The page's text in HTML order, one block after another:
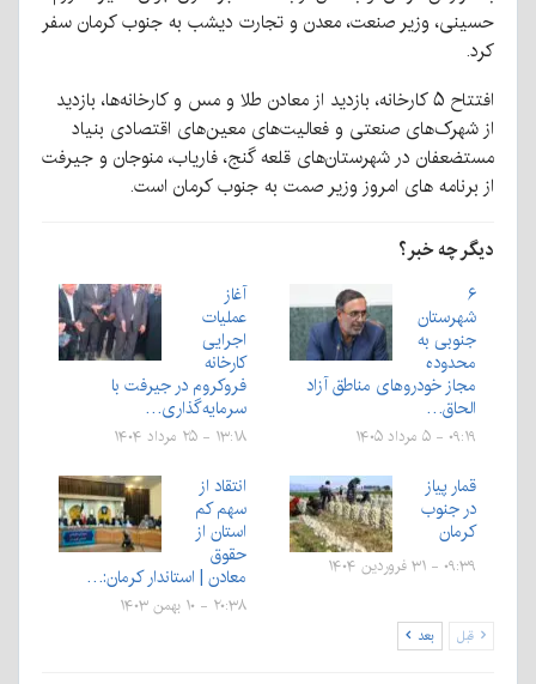
حسینی، وزیر صنعت، معدن و تجارت دیشب به جنوب کرمان سفر
کرد.
افتتاح ۵ کارخانه، بازدید از معادن طلا و مس و کارخانه‌ها، بازدید
از شهرک‌های صنعتی و فعالیت‌های معین‌های اقتصادی بنیاد
مستضعفان در شهرستان‌های قلعه گنج، فاریاب، منوجان و جیرفت
از برنامه های امروز وزیر صمت به جنوب کرمان است.
دیگر چه خبر؟
۶
شهرستان‌‌
جنوبی به
محدوده
مجاز خودروهای مناطق آزاد
الحاق…
۰۹:۱۹ - ۵ مرداد ۱۴۰۵
آغاز
عملیات
اجرایی
کارخانه
فروکروم در جیرفت با
سرمایه‌گذاری…
۱۳:۱۸ - ۲۵ مرداد ۱۴۰۴
قمار پیاز
در جنوب
کرمان
۰۹:۳۹ - ۳۱ فروردین ۱۴۰۴
انتقاد از
سهم کم
استان از
حقوق
معادن | استاندار کرمان:…
۲۰:۳۸ - ۱۰ بهمن ۱۴۰۳
قبل بعد